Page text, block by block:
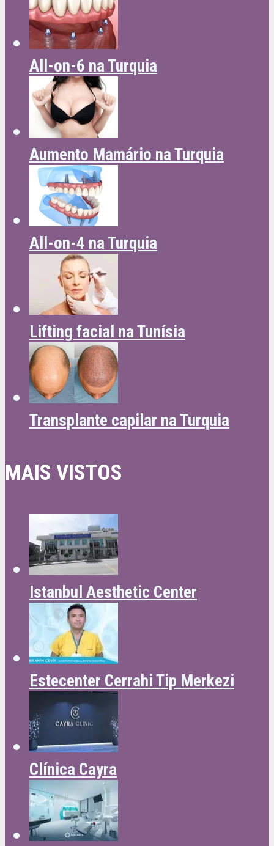
All-on-6 na Turquia
Aumento Mamário na Turquia
All-on-4 na Turquia
Lifting facial na Tunísia
Transplante capilar na Turquia
MAIS VISTOS
Istanbul Aesthetic Center
Estecenter Cerrahi Tip Merkezi
Clínica Cayra